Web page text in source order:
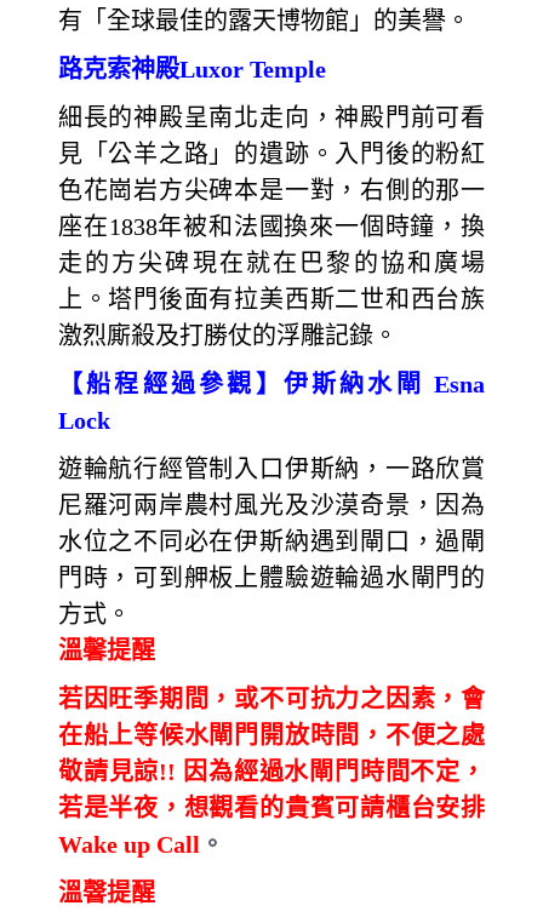
有「全球最佳的露天博物館」的美譽。
路克索神殿Luxor Temple
細長的神殿呈南北走向，神殿門前可看
見「公羊之路」的遺跡。入門後的粉紅
色花崗岩方尖碑本是一對，右側的那一
座在1838年被和法國換來一個時鐘，換
走的方尖碑現在就在巴黎的協和廣場
上。塔門後面有拉美西斯二世和西台族
激烈廝殺及打勝仗的浮雕記錄。
【船程經過參觀】伊斯納水閘 Esna
Lock
遊輪航行經管制入口伊斯納，一路欣賞
尼羅河兩岸農村風光及沙漠奇景，因為
水位之不同必在伊斯納遇到閘口，過閘
門時，可到舺板上體驗遊輪過水閘門的
方式。
溫馨提醒
若因旺季期間，或不可抗力之因素，會
在船上等候水閘門開放時間，不便之處
敬請見諒!! 因為經過水閘門時間不定，
若是半夜，想觀看的貴賓可請櫃台安排
Wake up Call 。
溫韾提醒